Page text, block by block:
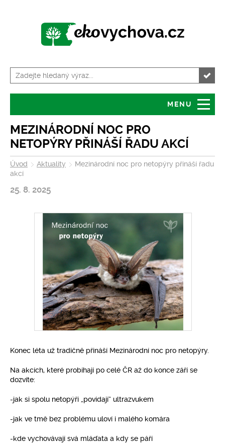
MENU
Úvod
Tiskové zprávy
Granty
Kalendář akcí
Fotogalerie
Kontakty
MEZINÁRODNÍ NOC PRO
NETOPÝRY PŘINÁŠÍ ŘADU AKCÍ
Úvod Aktuality
Mezinárodní noc pro netopýry přináší řadu
akcí
25. 8. 2025
Konec léta už tradičně přináší Mezinárodní noc pro netopýry.
Na akcích, které probíhají po celé ČR až do konce září se
dozvíte:
-jak si spolu netopýři „povídají“ ultrazvukem
-jak ve tmě bez problému uloví i malého komára
-kde vychovávají svá mláďata a kdy se páří